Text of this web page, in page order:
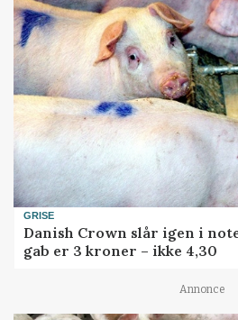
GRISE
Danish Crown slår igen i
gab er 3 kroner – ikke 4,30
Annonce